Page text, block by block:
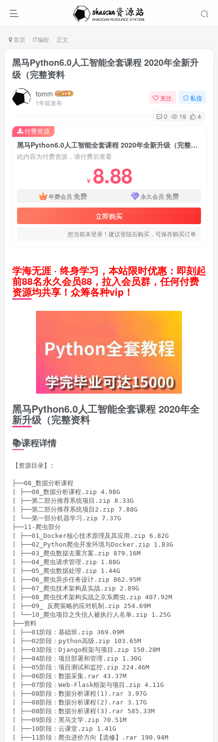
首页 IT编程 正文
黑马Python6.0人工智能全套课程 2020年全新升
级（完整资料
tomm
1年前发布
关注 私信
0 19 4
黑马Python6.0人工智能全套课程 2020年全新升级（完整资料
此内容为付费资源，请付费后查看
￥ 8.88
年费会员 免费 永久会员 免费
立即购买
您当前未登录！建议登陆后购买，可保存购买订单
付费资源
学海无涯 · 终身学习，本站限时优惠：即刻起
前88名永久会员88，拉入会员群，任何付费
资源均共享！众筹各种vip！
黑马Python6.0人工智能全套课程 2020年全
新升级（完整资料
📚课程详情
【资源目录】:
├──08_数据分析课程
| ├──08_数据分析课程.zip 4.98G
| ├──第二部分推荐系统项目.zip 8.33G
| ├──第二部分推荐系统项目2.zip 7.88G
| └──第一部分机器学习.zip 7.37G
├──11-爬虫部分
| ├──01_Docker核心技术原理及其应用.zip 6.82G
| ├──02_Python爬虫开发环境与Docker.zip 1.83G
| ├──03_爬虫数据去重方案.zip 879.16M
| ├──04_爬虫请求管理.zip 1.88G
| ├──05_爬虫数据处理.zip 1.44G
| ├──06_爬虫异步任务设计.zip 862.95M
| ├──07_爬虫技术架构及实战.zip 2.89G
| ├──08_爬虫技术架构实战之京东爬虫.zip 407.92M
| ├──09_ 反爬策略的应对机制.zip 254.69M
| └──10_爬虫项目之失信人被执行人名单.zip 1.25G
├──资料
| ├──01阶段：基础班.zip 369.09M
| ├──02阶段：python高级.zip 103.65M
| ├──03阶段：Django框架与项目.zip 150.28M
| ├──04阶段：项目部署和管理.zip 1.30G
| ├──05阶段：项目测试和监控.zip 224.46M
| ├──06阶段：数据采集.rar 43.37M
| ├──07阶段：Web-Flask框架与项目.zip 4.11G
| ├──08阶段：数据分析课程(1).rar 3.97G
| ├──08阶段：数据分析课程(2).rar 3.17G
| ├──08阶段：数据分析课程(3).rar 585.33M
| ├──09阶段：黑马文学.zip 70.51M
| ├──10阶段：云课堂.zip 1.41G
| ├──11阶段：爬虫进价方向【选修】.rar 190.94M